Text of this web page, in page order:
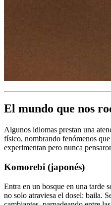
El mundo que nos
Algunos idiomas prestan una
físico, nombrando fenómenos
experimentan pero nunca
Komorebi (japonés)
Entra en un bosque en una tarde
no solo atraviesa el dosel: baila.